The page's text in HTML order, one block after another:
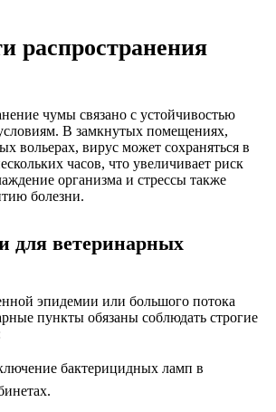
распространения
чумы связано с устойчивостью
В замкнутых помещениях,
вольерах, вирус может сохраняться в
часов, что увеличивает риск
организма и стрессы также
болезни.
для ветеринарных
эпидемии или большого потока
пункты обязаны соблюдать строгие
бактерицидных ламп в